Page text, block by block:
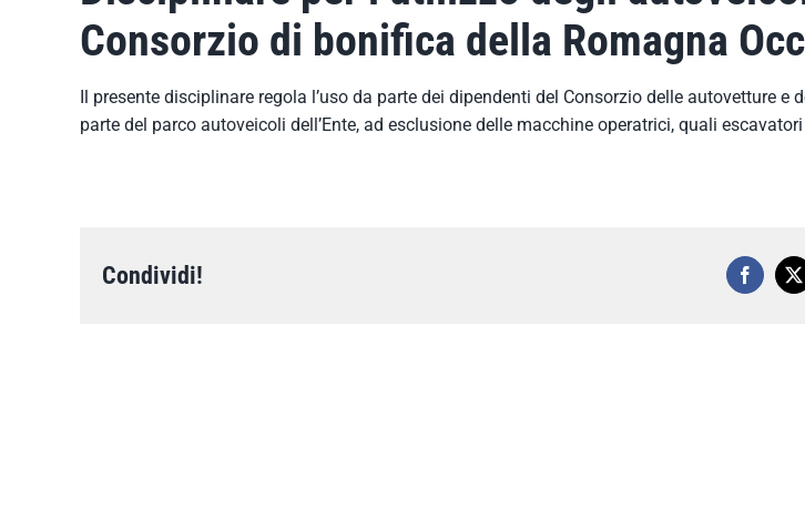
Consorzio di bonifica della Romagna
Il presente disciplinare regola l’uso da parte dei dipendenti del Consorzio delle autovetture e
parte del parco autoveicoli dell’Ente, ad esclusione delle macchine operatrici, quali
Condividi!